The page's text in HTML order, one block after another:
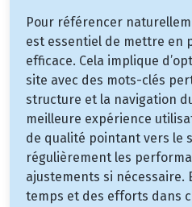
Pour référencer
est essentiel de mettre en
efficace. Cela implique
site avec des mots-clés
structure et la navigation
meilleure expérience
de qualité pointant vers le
régulièrement les
ajustements si nécessaire.
temps et des efforts dans